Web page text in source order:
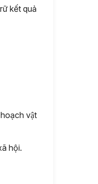
kết quả
vật
hội.